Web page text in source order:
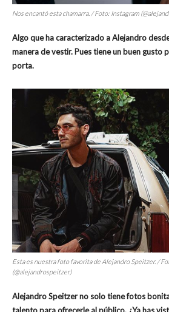
Nos encantó esta chamarra. / Foto: Instagram
Algo que ha caracterizado a Alejandro
manera de vestir. Pues tiene un buen gusto
porta.
Esta es nuestra foto favorita de Alejandro Speitzer. /
(@alejandrospeitzer)
Alejandro Speitzer no solo tiene fotos